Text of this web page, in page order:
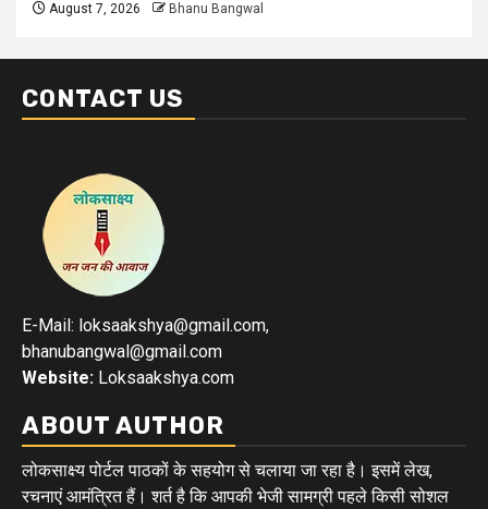
August 7, 2026 Bhanu Bangwal
CONTACT US
E-Mail: loksaakshya@gmail.com,
bhanubangwal@gmail.com
Website: Loksaakshya.com
ABOUT AUTHOR
लोकसाक्ष्य पोर्टल पाठकों के सहयोग से चलाया जा रहा है। इसमें लेख,
रचनाएं आमंत्रित हैं। शर्त है कि आपकी भेजी सामग्री पहले किसी सोशल